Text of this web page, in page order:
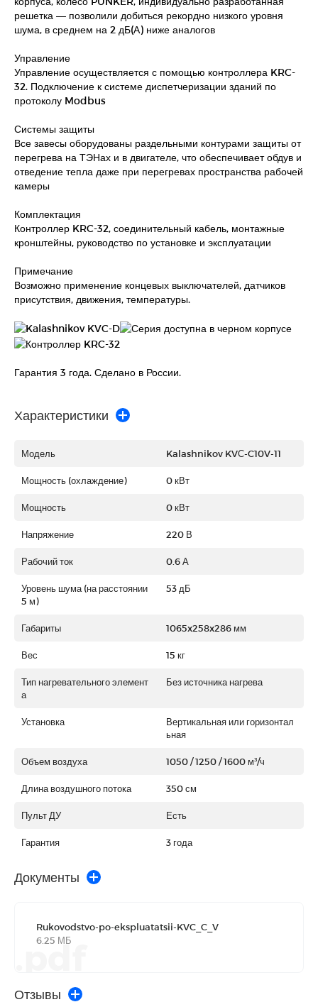
решетка — позволили добиться рекордно низкого уровня
шума, в среднем на 2 дБ(А) ниже аналогов
Управление
Управление осуществляется с помощью контроллера KRC-
32. Подключение к системе диспетчеризации зданий по
протоколу Modbus
Системы защиты
Все завесы оборудованы раздельными контурами защиты от
перегрева на ТЭНах и в двигателе, что обеспечивает обдув и
отведение тепла даже при перегревах пространства рабочей
камеры
Комплектация
Контроллер KRC-32, соединительный кабель, монтажные
кронштейны, руководство по установке и эксплуатации
Примечание
Возможно применение концевых выключателей, датчиков
присутствия, движения, температуры.
Гарантия 3 года. Сделано в России.
Характеристики
Модель Kalashnikov KVС-C10V-11
Мощность (охлаждение) 0 кВт
Мощность 0 кВт
Напряжение 220 В
Рабочий ток 0.6 А
Уровень шума (на расстоянии
5 м)
53 дБ
Габариты 1065x258x286 мм
Вес 15 кг
Тип нагревательного элемент
а
Без источника нагрева
Установка
Вертикальная или горизонтал
ьная
Объем воздуха 1050 / 1250 / 1600 м³/ч
Длина воздушного потока 350 см
Пульт ДУ Есть
Гарантия 3 года
Документы
Rukovodstvo-po-ekspluatatsii-KVC_C_V
6.25 МБ
.pdf
Отзывы